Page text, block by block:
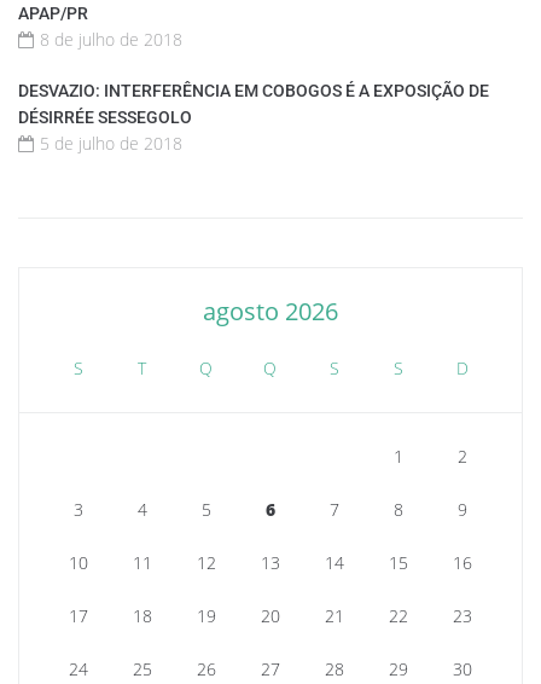
APAP/PR
8 de julho de 2018
DESVAZIO: INTERFERÊNCIA EM COBOGOS É A EXPOSIÇÃO DE
DÉSIRRÉE SESSEGOLO
5 de julho de 2018
agosto 2026
S T Q Q S S D
1 2
3 4 5 6 7 8 9
10 11 12 13 14 15 16
17 18 19 20 21 22 23
24 25 26 27 28 29 30